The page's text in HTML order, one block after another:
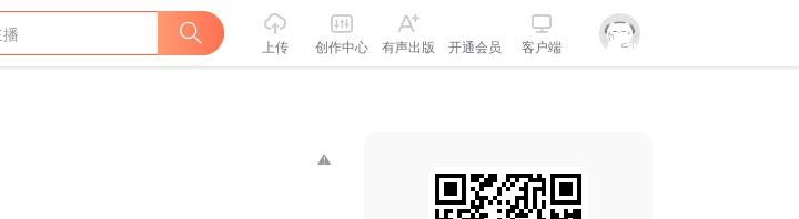
上传 创作中心 有声出版 开通会员 客户端